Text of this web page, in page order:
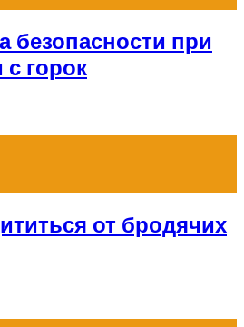
безопасности при
с горок
от бродячих